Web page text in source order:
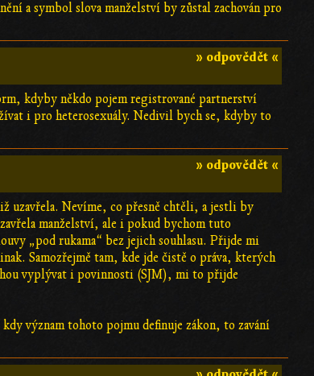
a symbol slova manželství by zůstal zachován pro
» odpovědět «
kdyby někdo pojem registrované partnerství
i pro heterosexuály. Nedivil bych se, kdyby to
» odpovědět «
uzavřela. Nevíme, co přesně chtěli, a jestli by
manželství, ale i pokud bychom tuto
„pod rukama“ bez jejich souhlasu. Přijde mi
Samozřejmě tam, kde jde čistě o práva, kterých
vyplývat i povinnosti (SJM), mi to přijde
význam tohoto pojmu definuje zákon, to zavání